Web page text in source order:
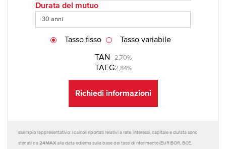
Durata del mutuo
TAN 2,70%
TAEG2,84%
Tasso fisso Tasso variabile
Richiedi informazioni
Esempio rappresentativo: I calcoli riportati relativi a rate, interessi, capitale e durata sono
stimati da 24MAX alla data odierna sulla base dei tassi di riferimento (EURIBOR, BCE,